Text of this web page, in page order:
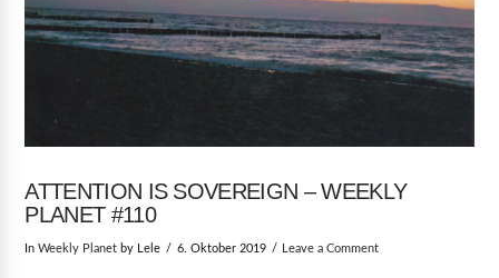
ATTENTION IS SOVEREIGN – WEEKLY
PLANET #110
InWeekly Planet by Lele 6. Oktober 2019 Leave a Comment